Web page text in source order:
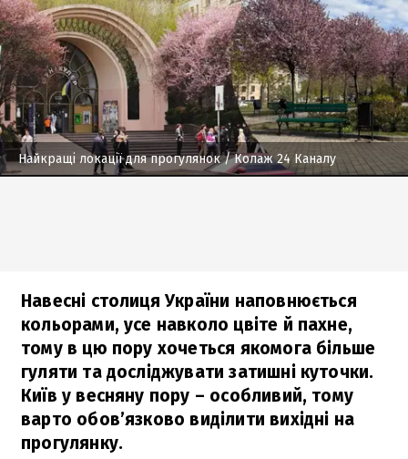
Найкращі локації для прогулянок/ Колаж 24 Каналу
Навесні столиця України наповнюється
кольорами, усе навколо цвіте й пахне,
тому в цю пору хочеться якомога більше
гуляти та досліджувати затишні куточки.
Київ у весняну пору – особливий, тому
варто обов’язково виділити вихідні на
прогулянку.